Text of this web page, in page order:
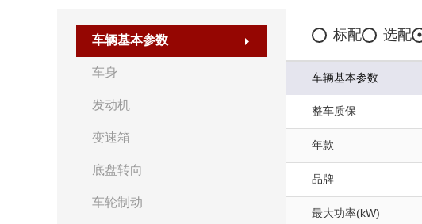
车辆基本参数
车身
发动机
变速箱
底盘转向
车轮制动
标配 选配
车辆基本参数
整车质保
年款
品牌
最大功率(kW)